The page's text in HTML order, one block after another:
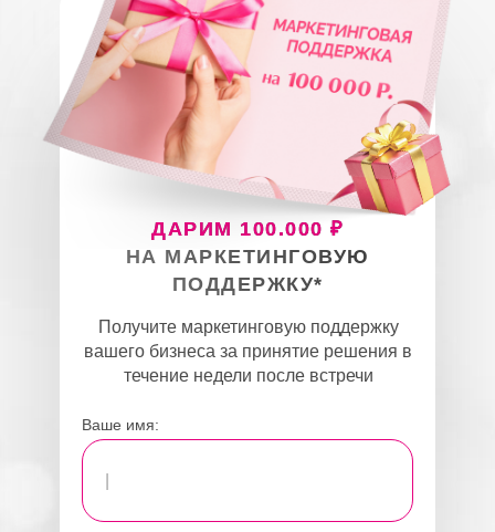
Ваше имя:
ДАРИМ 100.000 ₽
НА МАРКЕТИНГОВУЮ
ПОДДЕРЖКУ*
Получите маркетинговую поддержку
вашего бизнеса за принятие решения в
течение недели после встречи